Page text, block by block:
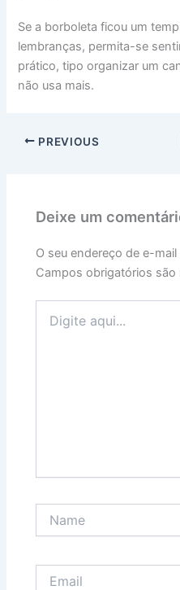
Se a borboleta ficou um
lembranças, permita-se
prático, tipo organizar um
não usa mais.
PREVIOUS
Deixe um
O seu endereço de e-
Campos obrigatórios são
aqui...